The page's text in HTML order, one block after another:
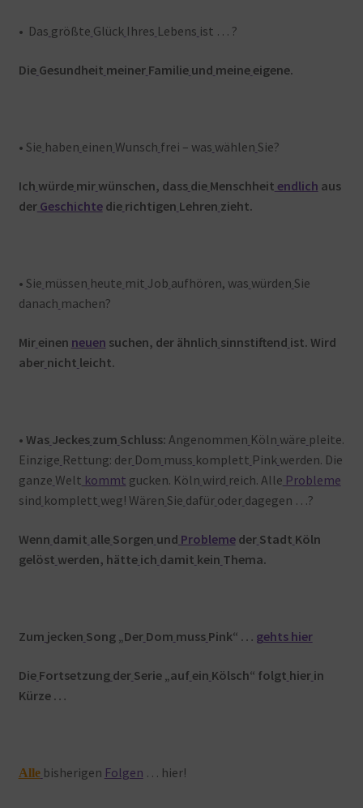
• Das größte Glück Ihres Lebens ist … ?
Die Gesundheit meiner Familie und meine eigene.
• Sie haben einen Wunsch frei – was wählen Sie?
Ich würde mir wünschen, dass die Menschheit endlich aus
derGeschichtedie richtigen Lehren zieht.
• Sie müssen heute mit Job aufhören, was würden Sie
danach machen?
Mir einen neuen suchen, der ähnlich sinnstiftend ist. Wird
aber nicht leicht.
• Was Jeckes zum Schluss: Angenommen Köln wäre pleite.
Einzige Rettung: der Dom muss komplett Pink werden. Die
ganze Welt kommt gucken. Köln wird reich. Alle Probleme
sind komplett weg! Wären Sie dafür oder dagegen …?
Wenn damit alle Sorgen und Problemeder Stadt Köln
gelöst werden, hätte ich damit kein Thema.
Zum jecken Song „Der Dom muss Pink“ … gehts hier
Die Fortsetzung der Serie „auf ein Kölsch“ folgt hier in
Kürze …
Alle bisherigen Folgen … hier!